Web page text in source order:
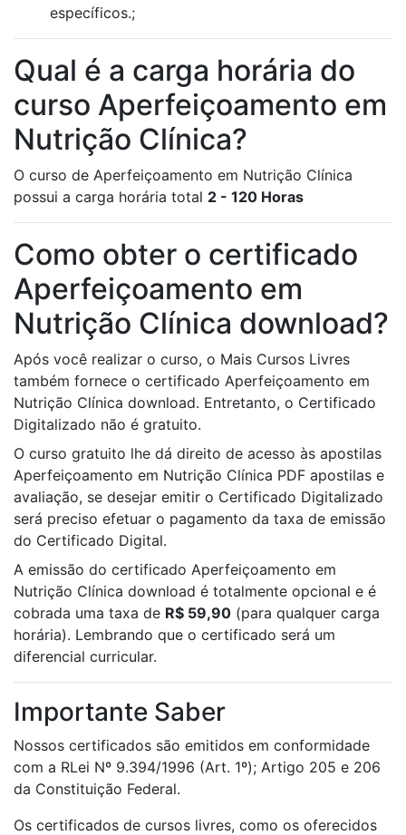
específicos.;
Qual é a carga horária do
curso Aperfeiçoamento em
Nutrição Clínica?
O curso de Aperfeiçoamento em Nutrição Clínica
possui a carga horária total 2 - 120 Horas
Como obter o certificado
Aperfeiçoamento em
Nutrição Clínica download?
Após você realizar o curso, o Mais Cursos Livres
também fornece o certificado Aperfeiçoamento em
Nutrição Clínica download. Entretanto, o Certificado
Digitalizado não é gratuito.
O curso gratuito lhe dá direito de acesso às apostilas
Aperfeiçoamento em Nutrição Clínica PDF apostilas e
avaliação, se desejar emitir o Certificado Digitalizado
será preciso efetuar o pagamento da taxa de emissão
do Certificado Digital.
A emissão do certificado Aperfeiçoamento em
Nutrição Clínica download é totalmente opcional e é
cobrada uma taxa de R$ 59,90 (para qualquer carga
horária). Lembrando que o certificado será um
diferencial curricular.
Importante Saber
Nossos certificados são emitidos em conformidade
com a RLei Nº 9.394/1996 (Art. 1º); Artigo 205 e 206
da Constituição Federal.
Os certificados de cursos livres, como os oferecidos